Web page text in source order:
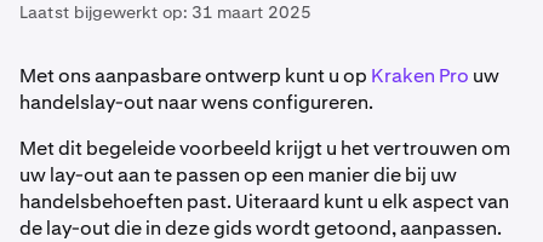
Laatst bijgewerkt op: 31 maart 2025
Met ons aanpasbare ontwerp kunt u op Kraken Pro uw
handelslay-out naar wens configureren.
Met dit begeleide voorbeeld krijgt u het vertrouwen om
uw lay-out aan te passen op een manier die bij uw
handelsbehoeften past. Uiteraard kunt u elk aspect van
de lay-out die in deze gids wordt getoond, aanpassen.